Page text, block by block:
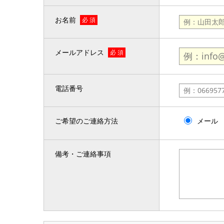
お名前 必 須
メールアドレス 必 須
電話番号
ご希望のご連絡方法 メール
備考・ご連絡事項